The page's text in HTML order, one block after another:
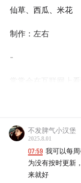
仙草、西瓜、米花
制作：左右
-
常常会在互联网上
叹，在以前的聊天
我能说出自己停不
中有过哪些真正「
不发脾气小汉堡
2025.8.01
07:59 我可以每
为没有按时更新
来就好